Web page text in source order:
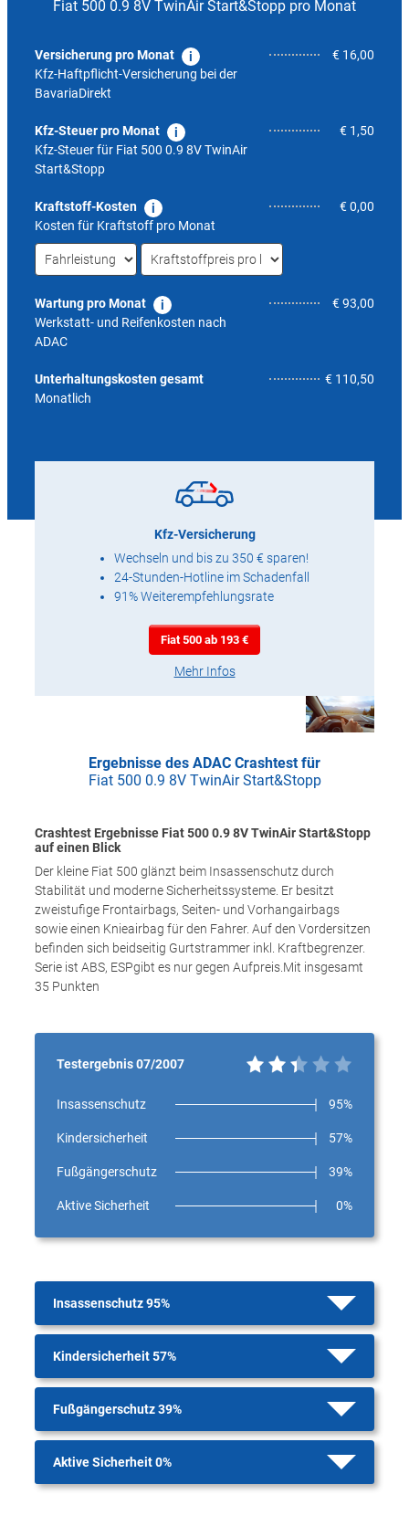
Fiat 500 0.9 8V TwinAir Start&Stopp pro Monat
Versicherung pro Monat
Kfz-Haftpflicht-Versicherung bei der
BavariaDirekt
€ 16,00
Kfz-Steuer pro Monat
Kfz-Steuer für Fiat 500 0.9 8V TwinAir
Start&Stopp
€ 1,50
Kraftstoff-Kosten
Kosten für Kraftstoff pro Monat
€ 0,00
Wartung pro Monat
Werkstatt- und Reifenkosten nach
ADAC
€ 93,00
Unterhaltungskosten gesamt
Monatlich
€ 110,50
Kfz-Versicherung
Wechseln und bis zu 350 € sparen!
24-Stunden-Hotline im Schadenfall
91% Weiterempfehlungsrate
Fiat 500 ab 193 €
Mehr Infos
Ergebnisse des ADAC Crashtest für
Fiat 500 0.9 8V TwinAir Start&Stopp
Crashtest Ergebnisse Fiat 500 0.9 8V TwinAir Start&Stopp
auf einen Blick
Der kleine Fiat 500 glänzt beim Insassenschutz durch
Stabilität und moderne Sicherheitssysteme. Er besitzt
zweistufige Frontairbags, Seiten- und Vorhangairbags
sowie einen Knieairbag für den Fahrer. Auf den Vordersitzen
befinden sich beidseitig Gurtstrammer inkl. Kraftbegrenzer.
Serie ist ABS, ESPgibt es nur gegen Aufpreis.Mit insgesamt
35 Punkten
Testergebnis 07/2007
Insassenschutz 95%
Kindersicherheit 57%
Fußgängerschutz 39%
Aktive Sicherheit 0%
Insassenschutz 95%
Kindersicherheit 57%
Fußgängerschutz 39%
Aktive Sicherheit 0%